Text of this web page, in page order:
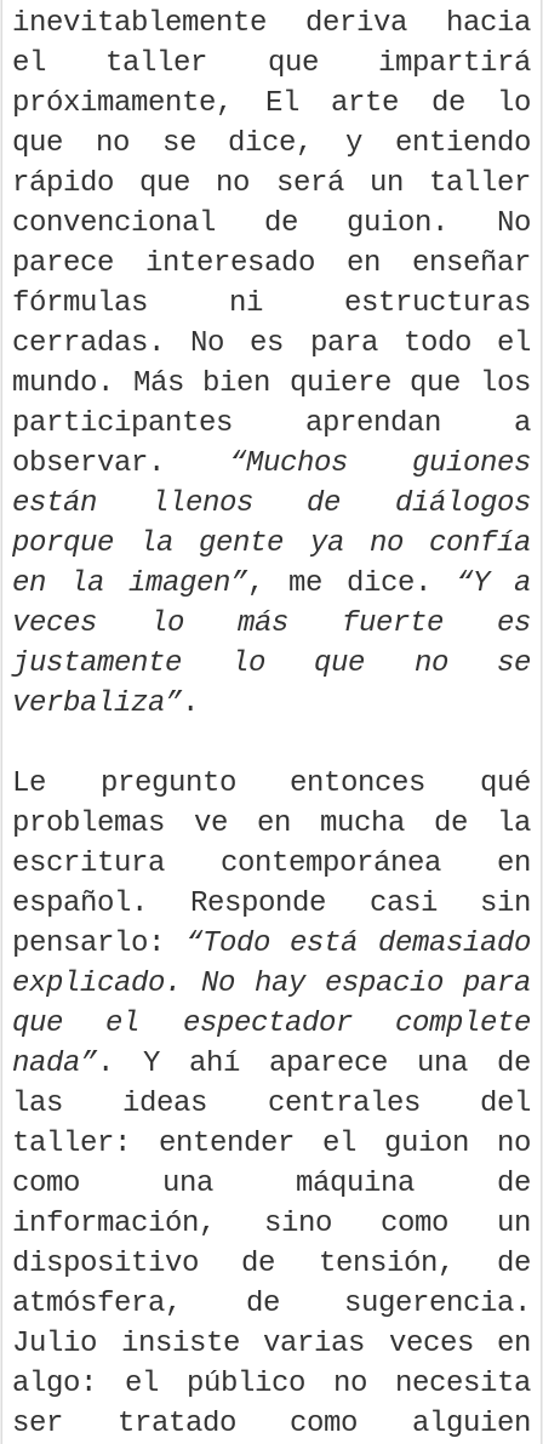
inevitablemente deriva hacia
el taller que impartirá
próximamente, El arte de lo
que no se dice, y entiendo
rápido que no será un taller
convencional de guion. No
parece interesado en enseñar
fórmulas ni estructuras
cerradas. No es para todo el
mundo. Más bien quiere que los
participantes aprendan a
observar.
“Muchos guiones
están llenos de diálogos
porque la gente ya no confía
en la imagen”, me dice.
“Y a
veces lo más fuerte es
justamente lo que no se
verbaliza”.
Le pregunto entonces qué
problemas ve en mucha de la
escritura contemporánea en
español. Responde casi sin
pensarlo:
“Todo está demasiado
explicado. No hay espacio para
que el espectador complete
nada”. Y ahí aparece una de
las ideas centrales del
taller: entender el guion no
como una máquina de
información, sino como un
dispositivo de tensión, de
atmósfera, de sugerencia.
Julio insiste varias veces en
algo: el público no necesita
ser tratado como alguien